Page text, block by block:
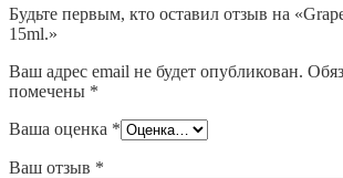
Будьте первым, кто оставил отзыв на
15ml.»
Ваш адрес email не будет опубликован.
помечены *
Ваша оценка *
Ваш отзыв *